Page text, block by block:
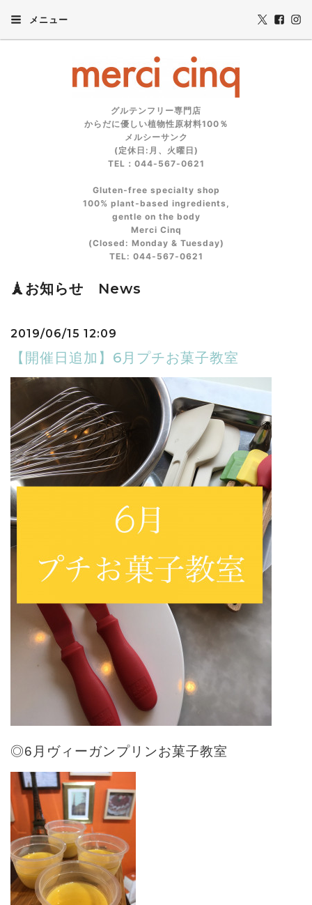
メニュー
グルテンフリー専門店
からだに優しい植物性原材料100％
メルシーサンク
(定休日:月、火曜日)
TEL：044-567-0621
Gluten‑free specialty shop
100% plant‑based ingredients,
gentle on the body
Merci Cinq
(Closed: Monday & Tuesday)
TEL: 044‑567‑0621
🗼お知らせ News
2019/06/15 12:09
【開催日追加】6月プチお菓子教室
◎6月ヴィーガンプリンお菓子教室